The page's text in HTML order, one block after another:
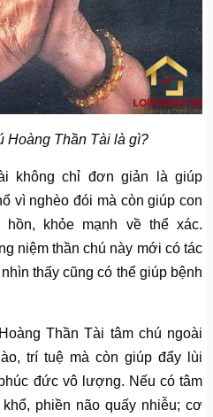
Hoàng Thần Tài là gì?
không chỉ đơn giản là giúp
vì nghèo đói mà còn giúp con
khỏe mạnh về thể xác.
niệm thần chú này mới có tác
thấy cũng có thể giúp bệnh
Thần Tài tâm chú ngoài
trí tuệ mà còn giúp đẩy lùi
đức vô lượng. Nếu có tâm
phiền não quấy nhiễu; cơ